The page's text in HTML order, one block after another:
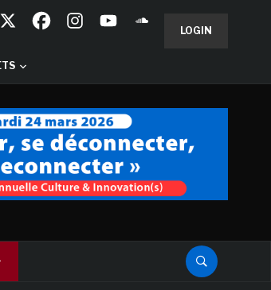
LOGIN